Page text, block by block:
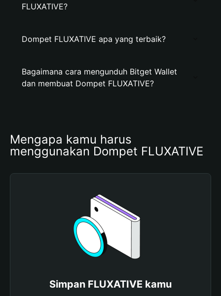
FLUXATIVE?
Dompet FLUXATIVE apa yang terbaik?
Bagaimana cara mengunduh Bitget Wallet
dan membuat Dompet FLUXATIVE?
Mengapa kamu harus
menggunakan Dompet FLUXATIVE
Simpan FLUXATIVE kamu